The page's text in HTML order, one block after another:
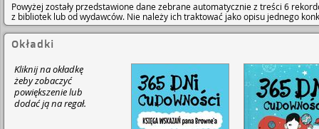
Powyżej zostały przedstawione dane zebrane automatycznie z treści 6
z bibliotek lub od wydawców. Nie należy ich traktować jako opisu jednego
Okładki
Kliknij na okładkę
żeby zobaczyć
powiększenie lub
dodać ją na regał.